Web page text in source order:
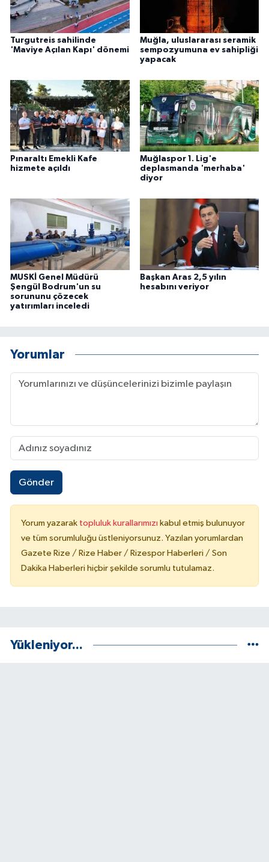
Turgutreis sahilinde
'Maviye Açılan Kapı' dönemi
Muğla, uluslararası seramik
sempozyumuna ev sahipliği
yapacak
Pınaraltı Emekli Kafe
hizmete açıldı
Muğlaspor 1. Lig'e
deplasmanda 'merhaba'
diyor
MUSKİ Genel Müdürü
Şengül Bodrum'un su
sorununu çözecek
yatırımları inceledi
Başkan Aras 2,5 yılın
hesabını veriyor
Yorumlar
Gönder
Yorum yazarak topluluk kurallarımızı kabul etmiş bulunuyor
ve tüm sorumluluğu üstleniyorsunuz. Yazılan yorumlardan
Gazete Rize / Rize Haber / Rizespor Haberleri / Son
Dakika Haberleri hiçbir şekilde sorumlu tutulamaz.
Yükleniyor...